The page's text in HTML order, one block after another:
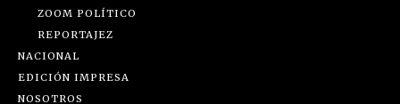
ZOOM POLÍTICO
REPORTAJEZ
NACIONAL
EDICIÓN IMPRESA
NOSOTROS